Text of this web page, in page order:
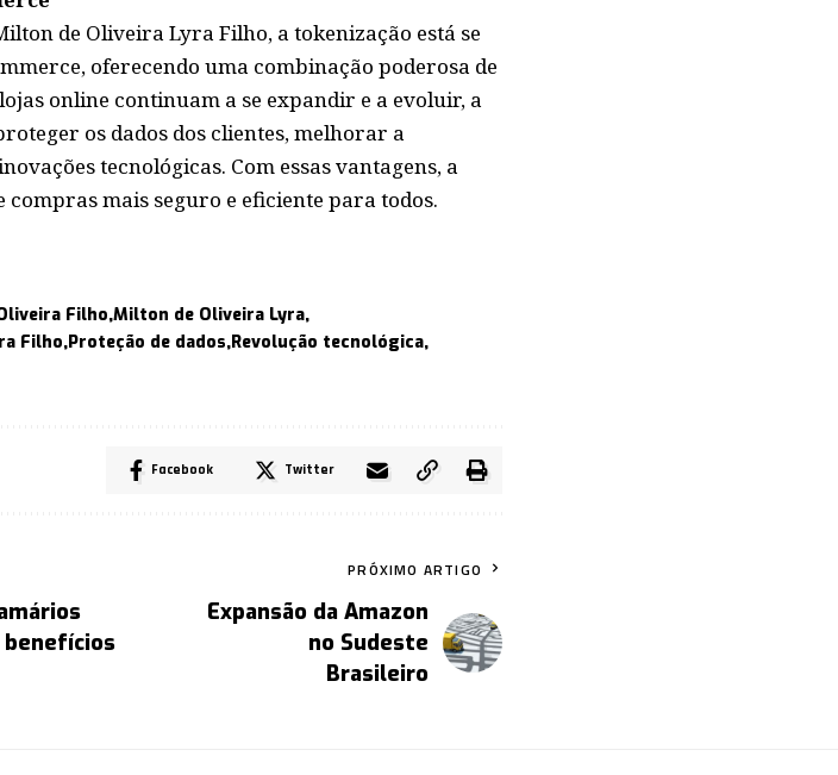
de Oliveira Lyra Filho, a tokenização está se
oferecendo uma combinação poderosa de
online continuam a se expandir e a evoluir, a
os dados dos clientes, melhorar a
tecnológicas. Com essas vantagens, a
mais seguro e eficiente para todos.
Filho Milton de Oliveira Lyra
Filho Proteção de dados Revolução tecnológica
Facebook Twitter
PRÓXIMO ARTIGO
Expansão da Amazon
no Sudeste
Brasileiro